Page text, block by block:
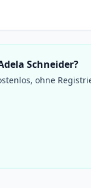
Schneider?
ohne